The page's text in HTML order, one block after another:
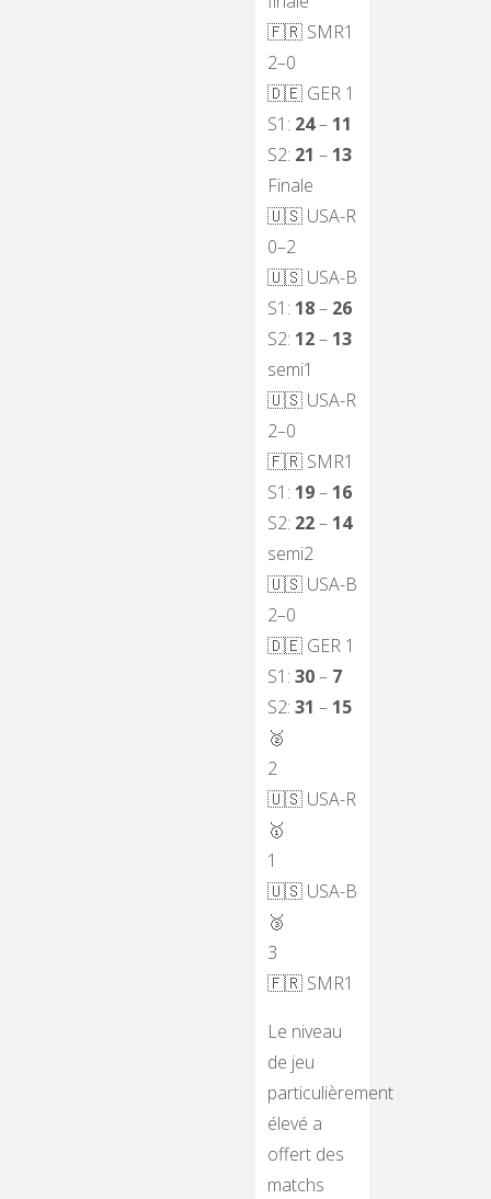
🇫🇷 SMR1
2–0
🇩🇪 GER 1
S1: 24– 11
S2: 21 – 13
Finale
🇺🇸 USA-R
0–2
🇺🇸 USA-B
S1: 18– 26
S2: 12– 13
semi1
🇺🇸 USA-R
2–0
🇫🇷 SMR1
S1: 19– 16
S2: 22– 14
semi2
🇺🇸 USA-B
2–0
🇩🇪 GER 1
S1: 30– 7
S2: 31 – 15
🥈
2
🇺🇸 USA-R
🥇
1
🇺🇸 USA-B
🥉
3
🇫🇷 SMR1
Le niveau
de jeu
particulièrement
élevé a
offert des
matchs